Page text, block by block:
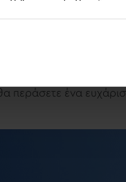
Λουτράκι
του νερά και
περάσετε ένα